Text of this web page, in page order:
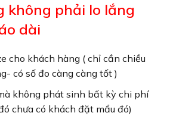
không phải lo lắng
dài
cho khách hàng ( chỉ cần chiều
có số đo càng càng tốt )
không phát sinh bất kỳ chi phí
chưa có khách đặt mẩu đó)